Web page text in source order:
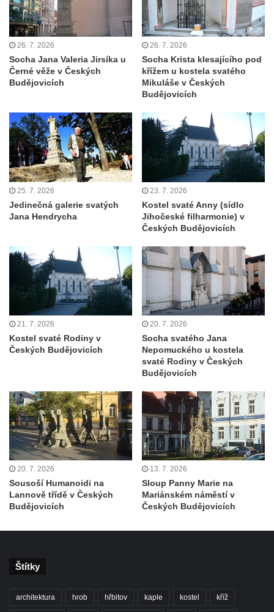
26. 7. 2026
Socha Jana Valeria Jirsíka u
Černé věže v Českých
Budějovicích
26. 7. 2026
Socha Krista klesajícího pod
křížem u kostela svatého
Mikuláše v Českých
Budějovicích
25. 7. 2026
Jedinečná galerie svatých
Jana Hendrycha
23. 7. 2026
Kostel svaté Anny (sídlo
Jihočeské filharmonie) v
Českých Budějovicích
21. 7. 2026
Kostel svaté Rodiny v
Českých Budějovicích
20. 7. 2026
Socha svatého Jana
Nepomuckého u kostela
svaté Rodiny v Českých
Budějovicích
20. 7. 2026
Sousoší Humanoidi na
Lannově třídě v Českých
Budějovicích
13. 7. 2026
Sloup Panny Marie na
Mariánském náměstí v
Českých Budějovicích
Štítky
architektura hrob hřbitov kaple kostel kříž